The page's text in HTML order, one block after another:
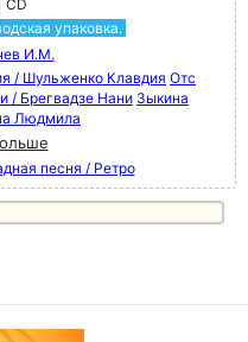
CD
упаковка.
И.М.
/ Шульженко Клавдия Отс
/ Брегвадзе Нани Зыкина
Людмила
песня / Ретро